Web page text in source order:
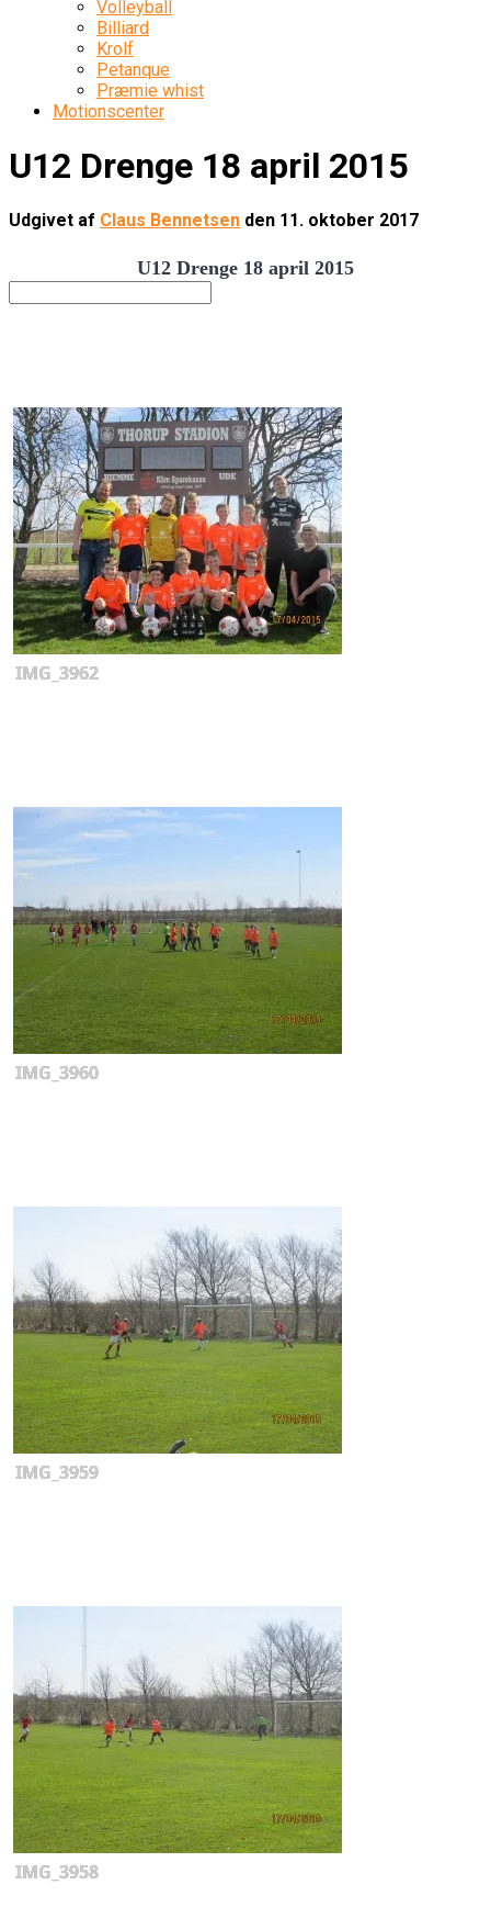
Volleyball
Billiard
Krolf
Petanque
Præmie whist
Motionscenter
U12 Drenge 18 april 2015
Udgivet af Claus Bennetsen den 11. oktober 2017
U12 Drenge 18 april 2015
IMG_3962
IMG_3960
IMG_3959
IMG_3958